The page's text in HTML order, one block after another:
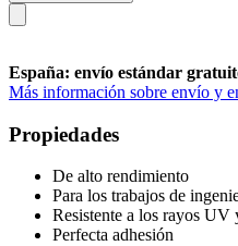
España: envío estándar
Más información sobre envío y
Propiedades
De alto rendimiento
Para los trabajos de
Resistente a los rayos UV
Perfecta adhesión